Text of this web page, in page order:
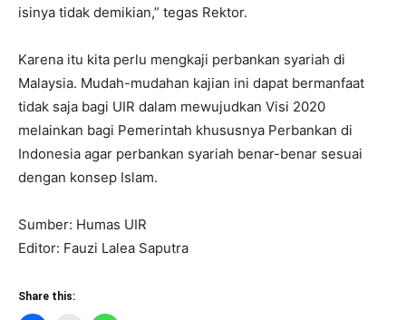
isinya tidak demikian,” tegas Rektor.
Karena itu kita perlu mengkaji perbankan syariah di
Malaysia. Mudah-mudahan kajian ini dapat bermanfaat
tidak saja bagi UIR dalam mewujudkan Visi 2020
melainkan bagi Pemerintah khususnya Perbankan di
Indonesia agar perbankan syariah benar-benar sesuai
dengan konsep Islam.
Sumber: Humas UIR
Editor: Fauzi Lalea Saputra
Share this: